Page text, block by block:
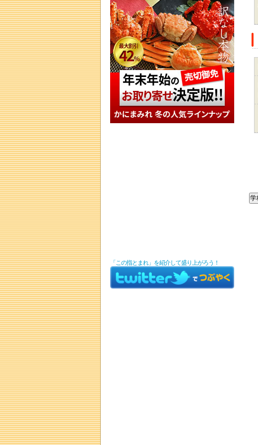
「この指とまれ」を紹介して盛り上がろう！